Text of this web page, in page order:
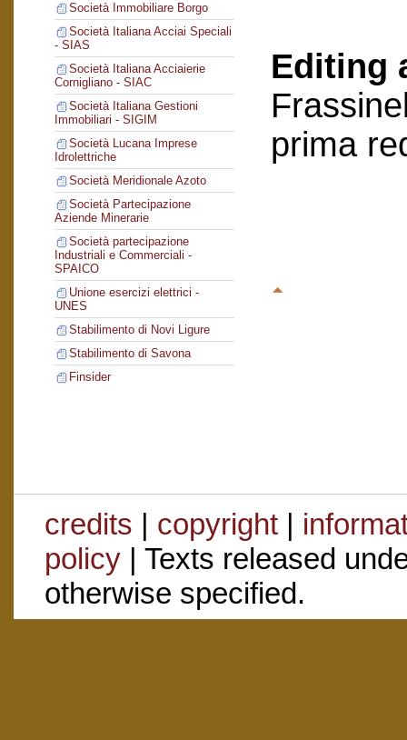
Società Immobiliare Borgo
Società Italiana Acciai Speciali
- SIAS
Società Italiana Acciaierie
Cornigliano - SIAC
Società Italiana Gestioni
Immobiliari - SIGIM
Società Lucana Imprese
Idrolettriche
Società Meridionale Azoto
Società Partecipazione
Aziende Minerarie
Società partecipazione
Industriali e Commerciali -
SPAICO
Unione esercizi elettrici -
UNES
Stabilimento di Novi Ligure
Stabilimento di Savona
Finsider
Editing
prima
credits | copyright|
policy| Texts released
otherwise specified.